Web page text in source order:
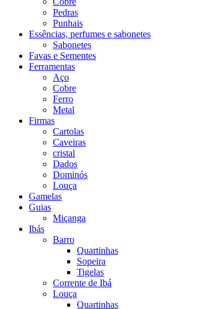
Pedras
Punhais
Essências, perfumes e sabonetes
Sabonetes
Favas e Sementes
Ferramentas
Aço
Cobre
Ferro
Metal
Firmas
Cartolas
Caveiras
cristal
Dados
Dominós
Louça
Gamelas
Guias
Miçanga
Ibás
Barro
Quartinhas
Sopeira
Tigelas
Corrente de Ibá
Louça
Quartinhas